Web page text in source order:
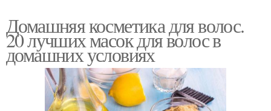
Домашняя косметика для волос.
20 лучших масок для волос в
домашних условиях